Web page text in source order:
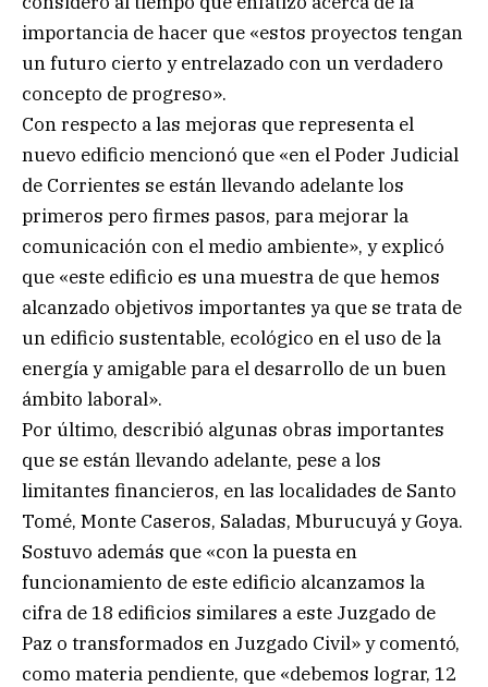
importancia de hacer que «estos proyectos tengan
un futuro cierto y entrelazado con un verdadero
concepto de progreso».
Con respecto a las mejoras que representa el
nuevo edificio mencionó que «en el Poder Judicial
de Corrientes se están llevando adelante los
primeros pero firmes pasos, para mejorar la
comunicación con el medio ambiente», y explicó
que «este edificio es una muestra de que hemos
alcanzado objetivos importantes ya que se trata de
un edificio sustentable, ecológico en el uso de la
energía y amigable para el desarrollo de un buen
ámbito laboral».
Por último, describió algunas obras importantes
que se están llevando adelante, pese a los
limitantes financieros, en las localidades de Santo
Tomé, Monte Caseros, Saladas, Mburucuyá y Goya.
Sostuvo además que «con la puesta en
funcionamiento de este edificio alcanzamos la
cifra de 18 edificios similares a este Juzgado de
Paz o transformados en Juzgado Civil» y comentó,
como materia pendiente, que «debemos lograr, 12